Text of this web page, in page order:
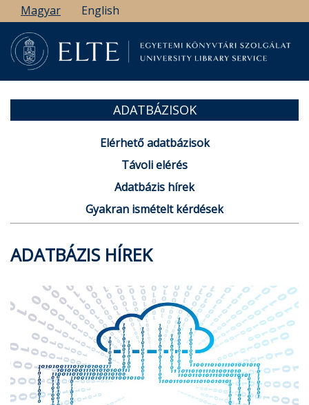
Ugrás
a
tartalomra
Magyar English
ADATBÁZISOK
Elérhető adatbázisok
Távoli elérés
Adatbázis hírek
Gyakran ismételt kérdések
ADATBÁZIS HÍREK